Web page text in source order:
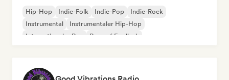
Hip-Hop Indie-Folk Indie-Pop
Indie-Rock
Instrumental
Instrumentaler Hip-Hop
Internationaler Rap
Rap auf Englisch